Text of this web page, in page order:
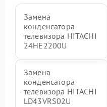
Замена
конденсатора
телевизора HITACHI
24HE2200U
Замена
конденсатора
телевизора HITACHI
LD43VRS02U